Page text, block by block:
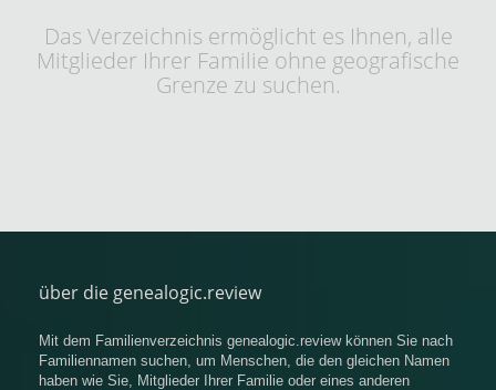
Das Verzeichnis ermöglicht es Ihnen, alle
Mitglieder Ihrer Familie ohne geografische
Grenze zu suchen.
über die genealogic.review
Mit dem Familienverzeichnis genealogic.review können Sie nach
Familiennamen suchen, um Menschen, die den gleichen Namen
haben wie Sie, Mitglieder Ihrer Familie oder eines anderen